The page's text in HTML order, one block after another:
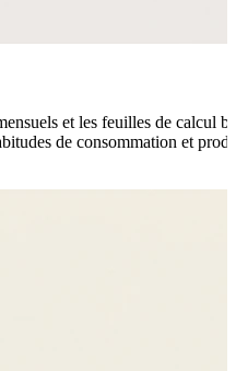
et les feuilles de calcul
de consommation et